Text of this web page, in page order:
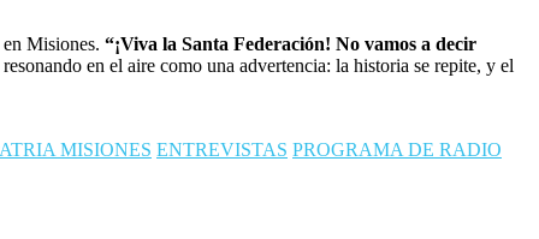
Misiones. “¡Viva la Santa Federación! No vamos a decir
en el aire como una advertencia: la historia se repite, y el
MISIONES ENTREVISTAS PROGRAMA DE RADIO